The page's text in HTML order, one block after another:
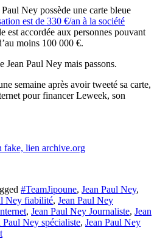
Ney possède une carte bleue
est de 330 €/an à la société
est accordée aux personnes pouvant
moins 100 000 €.
Jean Paul Ney mais passons.
semaine après avoir tweeté sa carte,
pour financer Leweek, son
fake, lien archive.org
#TeamJipoune, Jean Paul Ney,
Ney fiabilité, Jean Paul Ney
, Jean Paul Ney Journaliste, Jean
Paul Ney spécialiste, Jean Paul Ney